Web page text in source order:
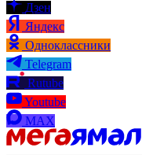
Дзен
Яндекс
Одноклассники
Telegram
Rutube
Youtube
MAX